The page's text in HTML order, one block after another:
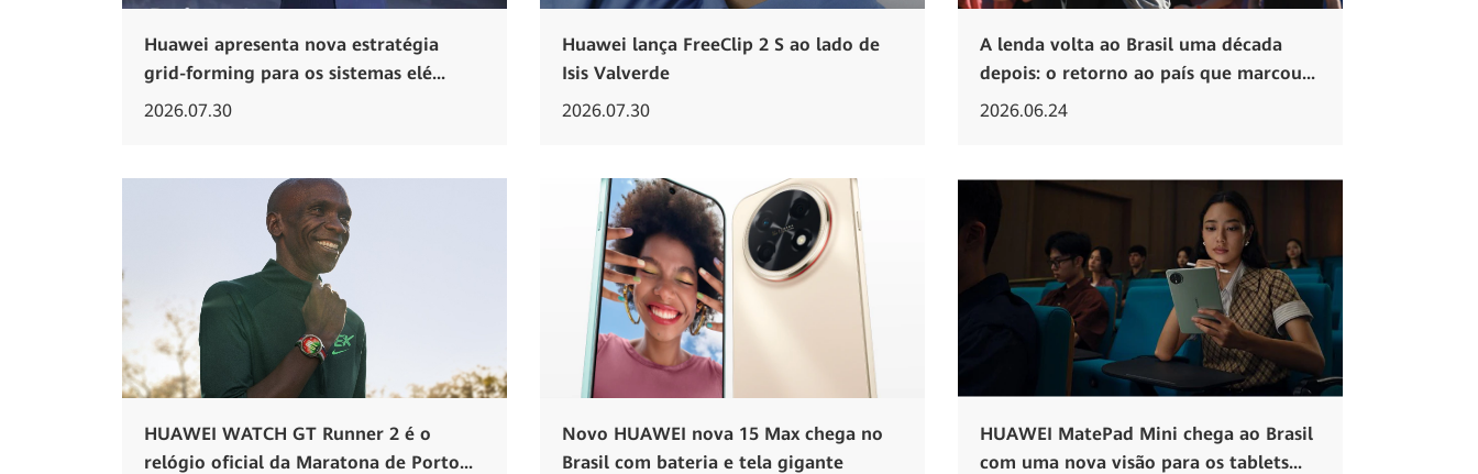
Huawei apresenta nova estratégia
grid-forming para os sistemas elé...
2026.07.30
Huawei lança FreeClip 2 S ao lado de
Isis Valverde
2026.07.30
A lenda volta ao Brasil uma década
depois: o retorno ao país que marcou...
2026.06.24
HUAWEI WATCH GT Runner 2 é o
relógio oficial da Maratona de Porto...
Novo HUAWEI nova 15 Max chega no
Brasil com bateria e tela gigante
HUAWEI MatePad Mini chega ao Brasil
com uma nova visão para os tablets...